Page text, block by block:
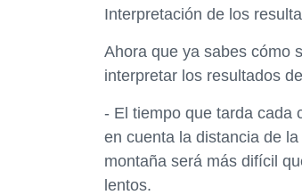
Interpretación de los
Ahora que ya sabes cómo
interpretar los resultados
- El tiempo que tarda cada
en cuenta la distancia de
montaña será más difícil
lentos.